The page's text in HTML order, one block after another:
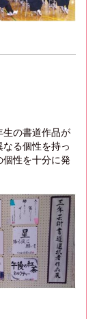
の書道作品が
る個性を持っ
性を十分に発